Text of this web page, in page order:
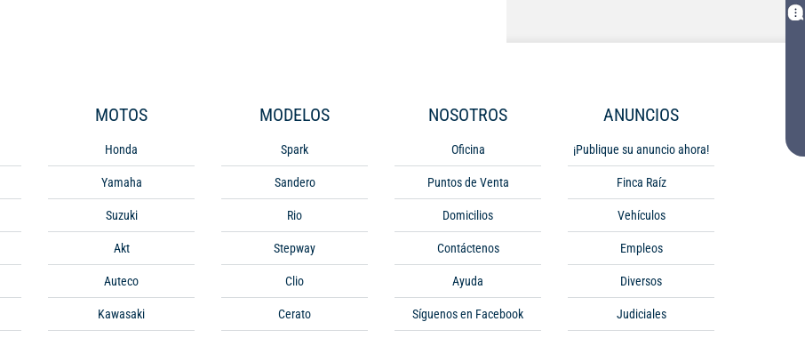
MOTOS
Honda
Yamaha
Suzuki
Akt
Auteco
Kawasaki
MODELOS
Spark
Sandero
Rio
Stepway
Clio
Cerato
NOSOTROS
Oficina
Puntos de Venta
Domicilios
Contáctenos
Ayuda
Síguenos en Facebook
ANUNCIOS
¡Publique su anuncio ahora!
Finca Raíz
Vehículos
Empleos
Diversos
Judiciales